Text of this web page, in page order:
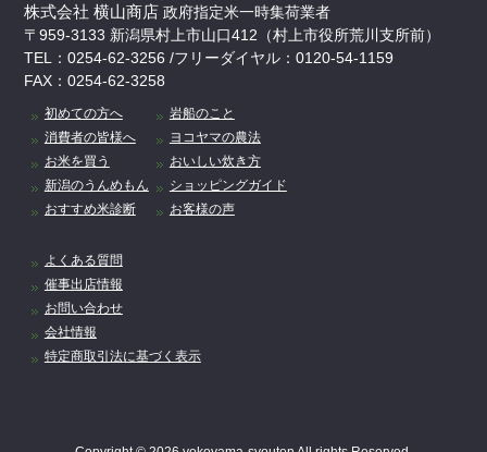
株式会社 横山商店 政府指定米一時集荷業者
〒959-3133 新潟県村上市山口412（村上市役所荒川支所前）
TEL：0254-62-3256 /フリーダイヤル：0120-54-1159
FAX：0254-62-3258
初めての方へ
消費者の皆様へ
お米を買う
新潟のうんめもん
おすすめ米診断
岩船のこと
ヨコヤマの農法
おいしい炊き方
ショッピングガイド
お客様の声
よくある質問
催事出店情報
お問い合わせ
会社情報
特定商取引法に基づく表示